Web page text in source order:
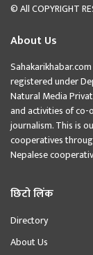
© All COPYRIGHT
About Us
registered under
Natural Media
and activities of
journalism. This is
cooperatives
Nepalese
छिटो लिंक
Directory
About Us